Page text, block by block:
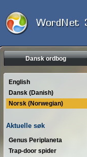
Dansk ordbog
English
Dansk (Danish)
Norsk (Norwegian)
Aktuelle søk
Genus Periplaneta
Trap-door spider